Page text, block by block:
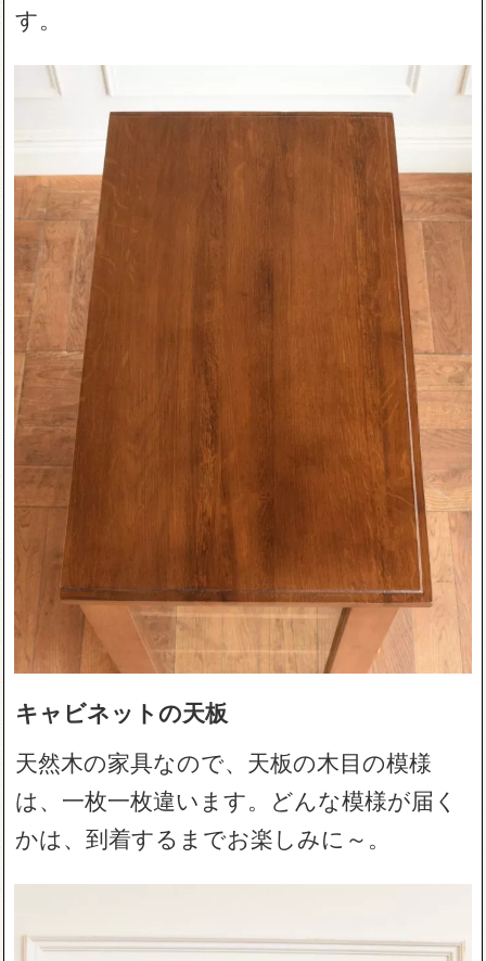
す。
キャビネットの天板
天然木の家具なので、天板の木目の模様
は、一枚一枚違います。どんな模様が届く
かは、到着するまでお楽しみに～。